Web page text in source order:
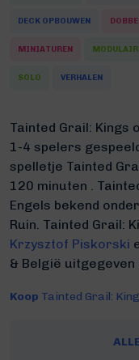
DECK OPBOUWEN
MINIATUREN MODULAIR
SOLO VERHALEN
Tainted Grail: Kings
1-4 spelers
spelletje Tainted
120 minuten .
Engels bekend
Ruin. Tainted Grail:
Krzysztof Piskorski
& België uitgegeven
Koop Tainted Grail: